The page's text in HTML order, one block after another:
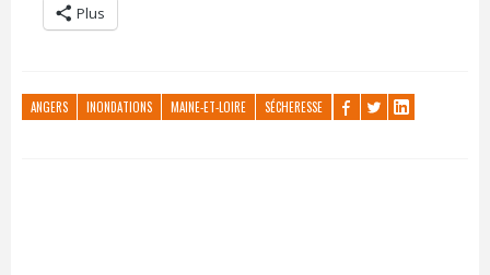
Plus
ANGERS INONDATIONS MAINE-ET-LOIRE SÉCHERESSE